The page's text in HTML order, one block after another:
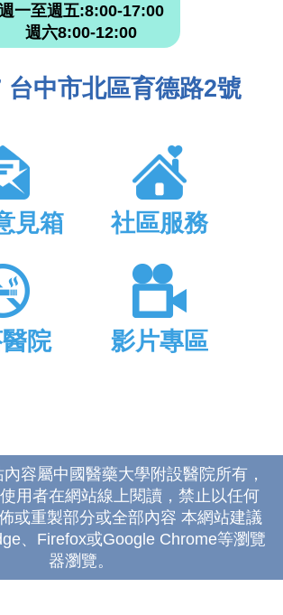
一至週五:8:00-17:00
週六8:00-12:00
台中市北區育德路2號
見箱 社區服務
院 影片專區
容屬中國醫藥大學附設醫院所有，
用者在網站線上閱讀，禁止以任何
或重製部分或全部內容 本網站建議
、Firefox或Google Chrome等瀏覽
器瀏覽。